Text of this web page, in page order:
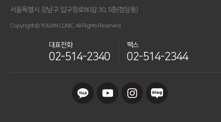
서울특별시 강남구 압구정로80길 30, 5층(청담동)
Copyright © YOUAN CLINIC. All Rights Reserved
대표전화
02-514-2340
팩스
02-514-2344